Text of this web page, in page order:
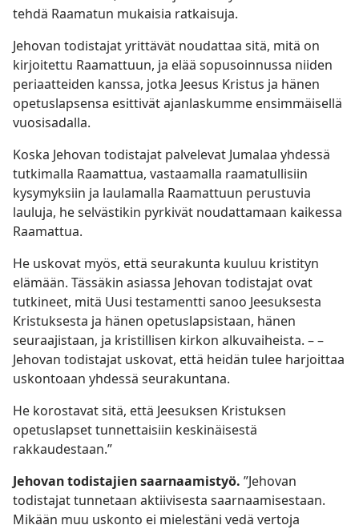
tehdä Raamatun mukaisia ratkaisuja.
Jehovan todistajat yrittävät noudattaa sitä, mitä on
kirjoitettu Raamattuun, ja elää sopusoinnussa niiden
periaatteiden kanssa, jotka Jeesus Kristus ja hänen
opetuslapsensa esittivät ajanlaskumme ensimmäisellä
vuosisadalla.
Koska Jehovan todistajat palvelevat Jumalaa yhdessä
tutkimalla Raamattua, vastaamalla raamatullisiin
kysymyksiin ja laulamalla Raamattuun perustuvia
lauluja, he selvästikin pyrkivät noudattamaan kaikessa
Raamattua.
He uskovat myös, että seurakunta kuuluu kristityn
elämään. Tässäkin asiassa Jehovan todistajat ovat
tutkineet, mitä Uusi testamentti sanoo Jeesuksesta
Kristuksesta ja hänen opetuslapsistaan, hänen
seuraajistaan, ja kristillisen kirkon alkuvaiheista. – –
Jehovan todistajat uskovat, että heidän tulee harjoittaa
uskontoaan yhdessä seurakuntana.
He korostavat sitä, että Jeesuksen Kristuksen
opetuslapset tunnettaisiin keskinäisestä
rakkaudestaan.”
Jehovan todistajien saarnaamistyö. ”Jehovan
todistajat tunnetaan aktiivisesta saarnaamisestaan.
Mikään muu uskonto ei mielestäni vedä vertoja